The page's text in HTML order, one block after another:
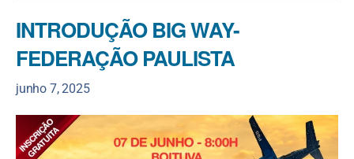
INTRODUÇÃO BIG WAY-
FEDERAÇÃO PAULISTA
junho 7, 2025